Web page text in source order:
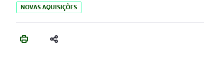
NOVAS AQUISIÇÕES